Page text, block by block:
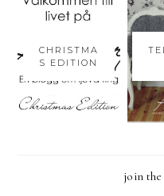
CHRISTMA
S EDITION
join the